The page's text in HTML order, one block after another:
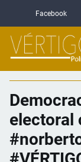
Facebook
electoral